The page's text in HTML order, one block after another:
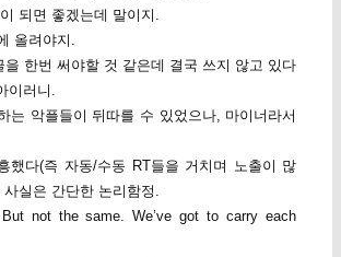
되면 좋겠는데 말이지.
올려야지.
을 한번 써야할 것 같은데 결국 쓰지 않고 있다
이러니.
는 악플들이 뒤따를 수 있었으나, 마이너라서
했다(즉 자동/수동 RT들을 거치며 노출이 많
실은 간단한 논리함정.
But not the same. We’ve got to carry each